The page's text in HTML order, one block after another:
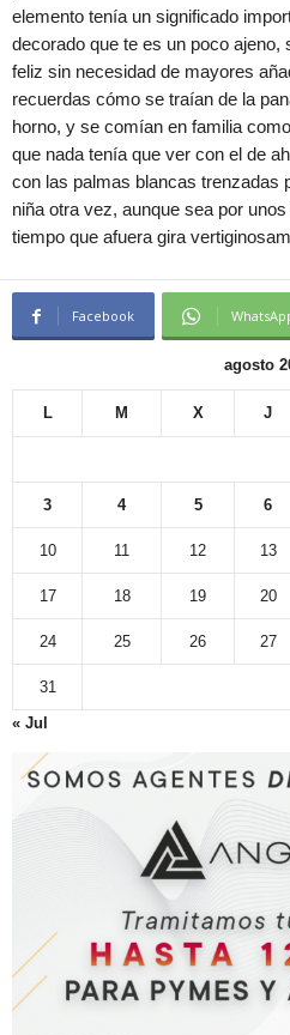
elemento tenía un significado
decorado que te es un poco
feliz sin necesidad de mayores
recuerdas cómo se traían de la
horno, y se comían en familia
que nada tenía que ver con el de
con las palmas blancas trenzadas
niña otra vez, aunque sea por
tiempo que afuera gira
Facebook
agosto
L M X J
3 4 5 6
10 11 12 13
17 18 19 20
24 25 26 27
31
« Jul